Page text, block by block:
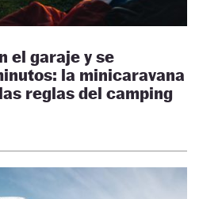
el garaje y se
la minicaravana
reglas del camping